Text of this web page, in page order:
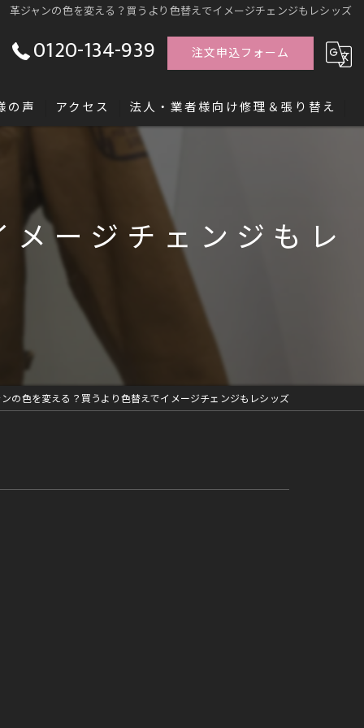
革ジャンの色を変える？買うより色替えでイメージチェンジもレシッズ
0120-134-939 注文申込フォーム
の声 アクセス 法人・業者様向け修理＆張り替え
ージチェンジもレ
の色を変える？買うより色替えでイメージチェンジもレシッズ